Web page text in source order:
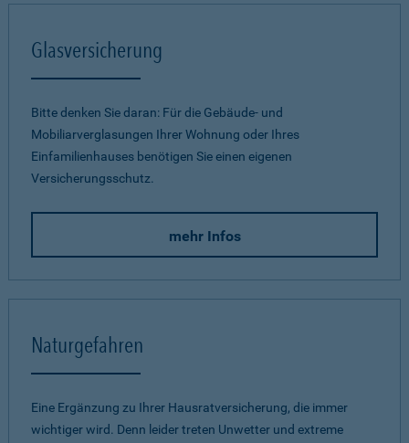
Glasversicherung
Bitte denken Sie daran: Für die Gebäude- und
Mobiliarverglasungen Ihrer Wohnung oder Ihres
Einfamilienhauses benötigen Sie einen eigenen
Versicherungsschutz.
mehr Infos
Naturgefahren
Eine Ergänzung zu Ihrer Hausratversicherung, die immer
wichtiger wird. Denn leider treten Unwetter und extreme